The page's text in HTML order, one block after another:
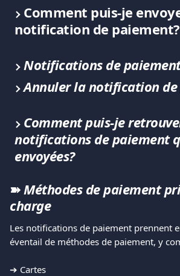
Comment puis-je
notification de paiement?
Notifications de
Annuler la notification
Comment puis-je
notifications de paiement
envoyées?
➽ Méthodes de paiement
charge
Les notifications de paiement prennent
éventail de méthodes de paiement, y
➔ Cartes